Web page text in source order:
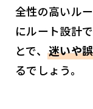
全性の高いル
にルート設計
とで、 迷いや
るでしょう。